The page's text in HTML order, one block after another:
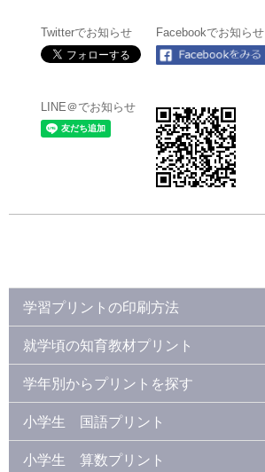
Twitterでお知らせ Facebookでお知らせ
LINE＠でお知らせ
学習プリントの印刷方法
就学頃の知育教材プリント
学年別からプリントを探す
小学生 国語プリント
小学生 算数プリント